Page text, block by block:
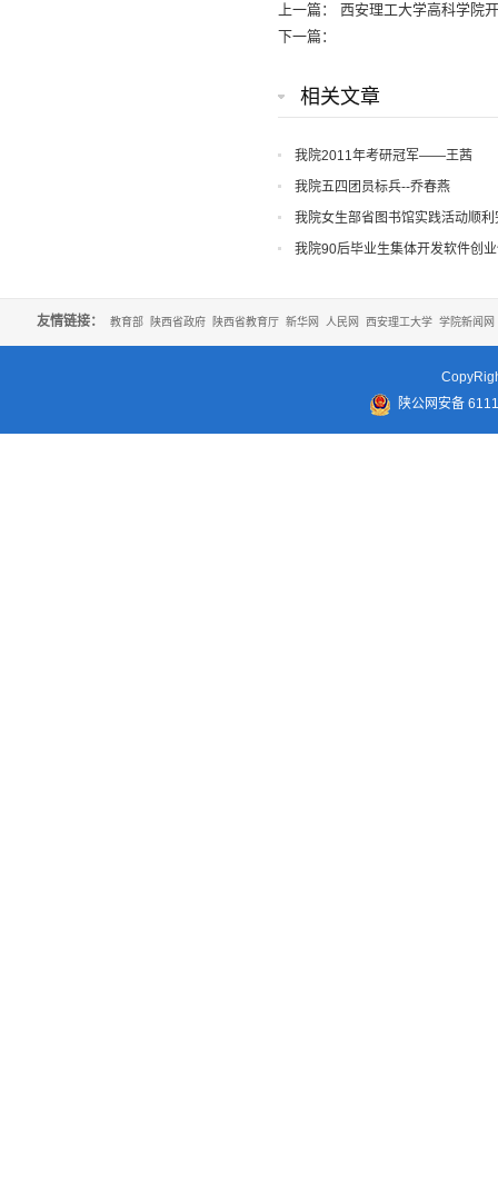
上一篇： 西安理工大学高科学院
下一篇：
相关文章
我院2011年考研冠军——王茜
我院五四团员标兵--乔春燕
我院女生部省图书馆实践活动顺利
我院90后毕业生集体开发软件创
友情链接： 教育部 陕西省政府 陕西省教育厅 新华网 人民网 西安理工大学 学院新闻网
陕公网安备